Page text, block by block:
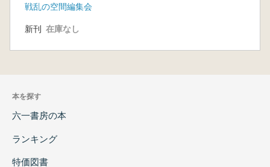
戦乱の空間編集会
新刊 在庫なし
本を探す
六一書房の本
ランキング
特価図書